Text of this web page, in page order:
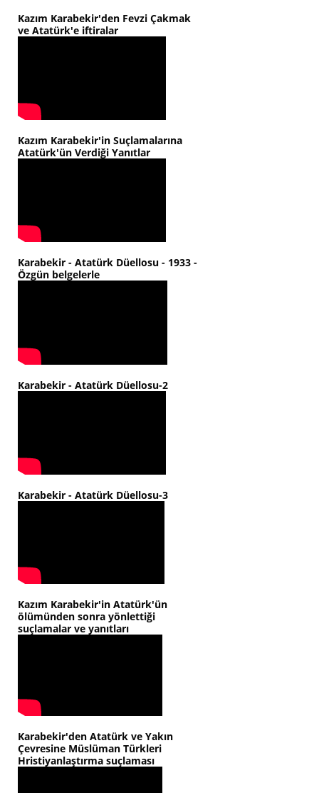
Kazım Karabekir'den Fevzi Çakmak
ve Atatürk'e iftiralar
Kazım Karabekir'in Suçlamalarına
Atatürk'ün Verdiği Yanıtlar
Karabekir - Atatürk Düellosu - 1933 -
Özgün belgelerle
Karabekir - Atatürk Düellosu-2
Karabekir - Atatürk Düellosu-3
Kazım Karabekir'in Atatürk'ün
ölümünden sonra yönlettiği
suçlamalar ve yanıtları
Karabekir'den Atatürk ve Yakın
Çevresine Müslüman Türkleri
Hristiyanlaştırma suçlaması